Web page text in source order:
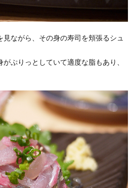
見ながら、その身の寿司を頬張るシュ
ぷりっとしていて適度な脂もあり、